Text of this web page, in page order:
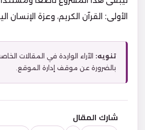
الأولى: القرآن الكريم، وعزة الإنسان
تنويه: الآراء الواردة في المقالات
بالضرورة عن موقف إدارة الموقع.
شارك المقال